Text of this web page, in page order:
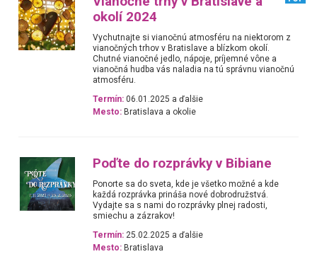
okolí 2024
Vychutnajte si vianočnú atmosféru na niektorom z
vianočných trhov v Bratislave a blízkom okolí.
Chutné vianočné jedlo, nápoje, príjemné vône a
vianočná hudba vás naladia na tú správnu vianočnú
atmosféru.
Termín: 06.01.2025 a ďalšie
Mesto: Bratislava a okolie
Poďte do rozprávky v Bibiane
Ponorte sa do sveta, kde je všetko možné a kde
každá rozprávka prináša nové dobrodružstvá.
Vydajte sa s nami do rozprávky plnej radosti,
smiechu a zázrakov!
Termín: 25.02.2025 a ďalšie
Mesto: Bratislava